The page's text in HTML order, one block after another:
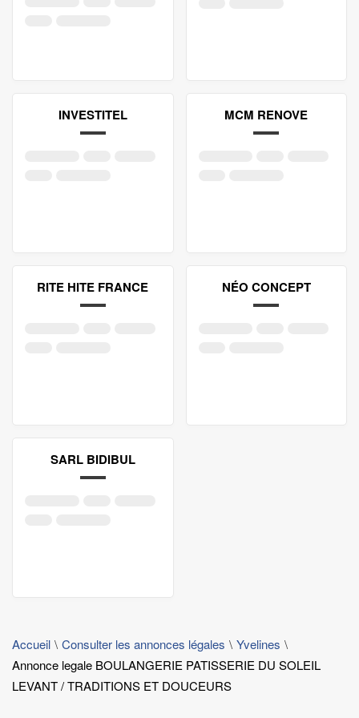
INVESTITEL MCM RENOVE
RITE HITE FRANCE NÉO CONCEPT
SARL BIDIBUL
Accueil Consulter les annonces légales
Yvelines
Annonce legale BOULANGERIE PATISSERIE DU SOLEIL
LEVANT / TRADITIONS ET DOUCEURS